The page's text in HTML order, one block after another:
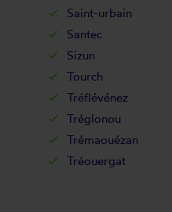
Saint-urbain
Santec
Sizun
Tourch
Tréflévénez
Tréglonou
Trémaouézan
Tréouergat